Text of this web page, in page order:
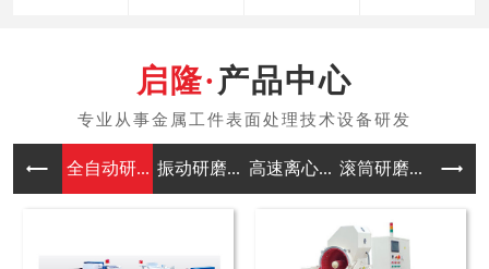
产品中心
全自动研... 振动研磨... 高速离心... 滚筒研磨... 涡流